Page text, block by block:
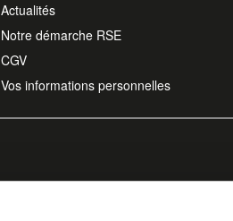
Actualités
Notre démarche RSE
CGV
Vos informations personnelles